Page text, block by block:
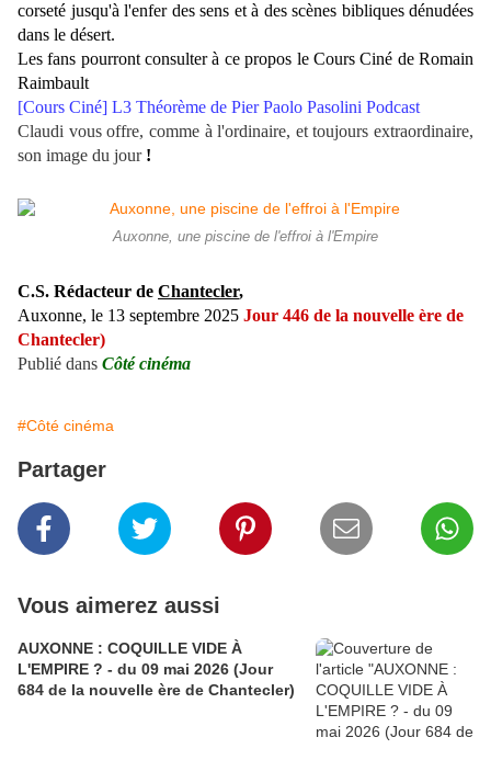
corseté jusqu'à l'enfer des sens et à des scènes bibliques dénudées
dans le désert.
Les fans pourront consulter à ce propos le Cours Ciné de Romain
Raimbault
[Cours Ciné] L3 Théorème de Pier Paolo Pasolini Podcast
Claudi vous offre, comme à l'ordinaire, et toujours extraordinaire,
son image du jour !
Auxonne, une piscine de l'effroi à l'Empire
C.S. Rédacteur de Chantecler,
Auxonne, le 13 septembre 2025 Jour 446 de la nouvelle ère de
Chantecler)
Publié dans Côté cinéma
#Côté cinéma
Partager
Vous aimerez aussi
AUXONNE : COQUILLE VIDE À
L'EMPIRE ? - du 09 mai 2026 (Jour
684 de la nouvelle ère de Chantecler)